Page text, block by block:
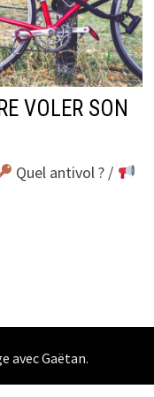
VOLER SON
Quel antivol ? /
avec Gaëtan.